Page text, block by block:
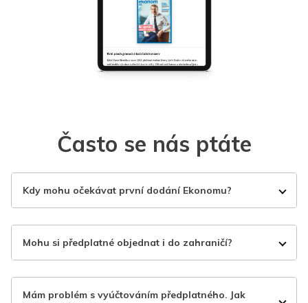
Často se nás ptáte
Kdy mohu očekávat první dodání Ekonomu?
Mohu si předplatné objednat i do zahraničí?
Mám problém s vyúčtováním předplatného. Jak